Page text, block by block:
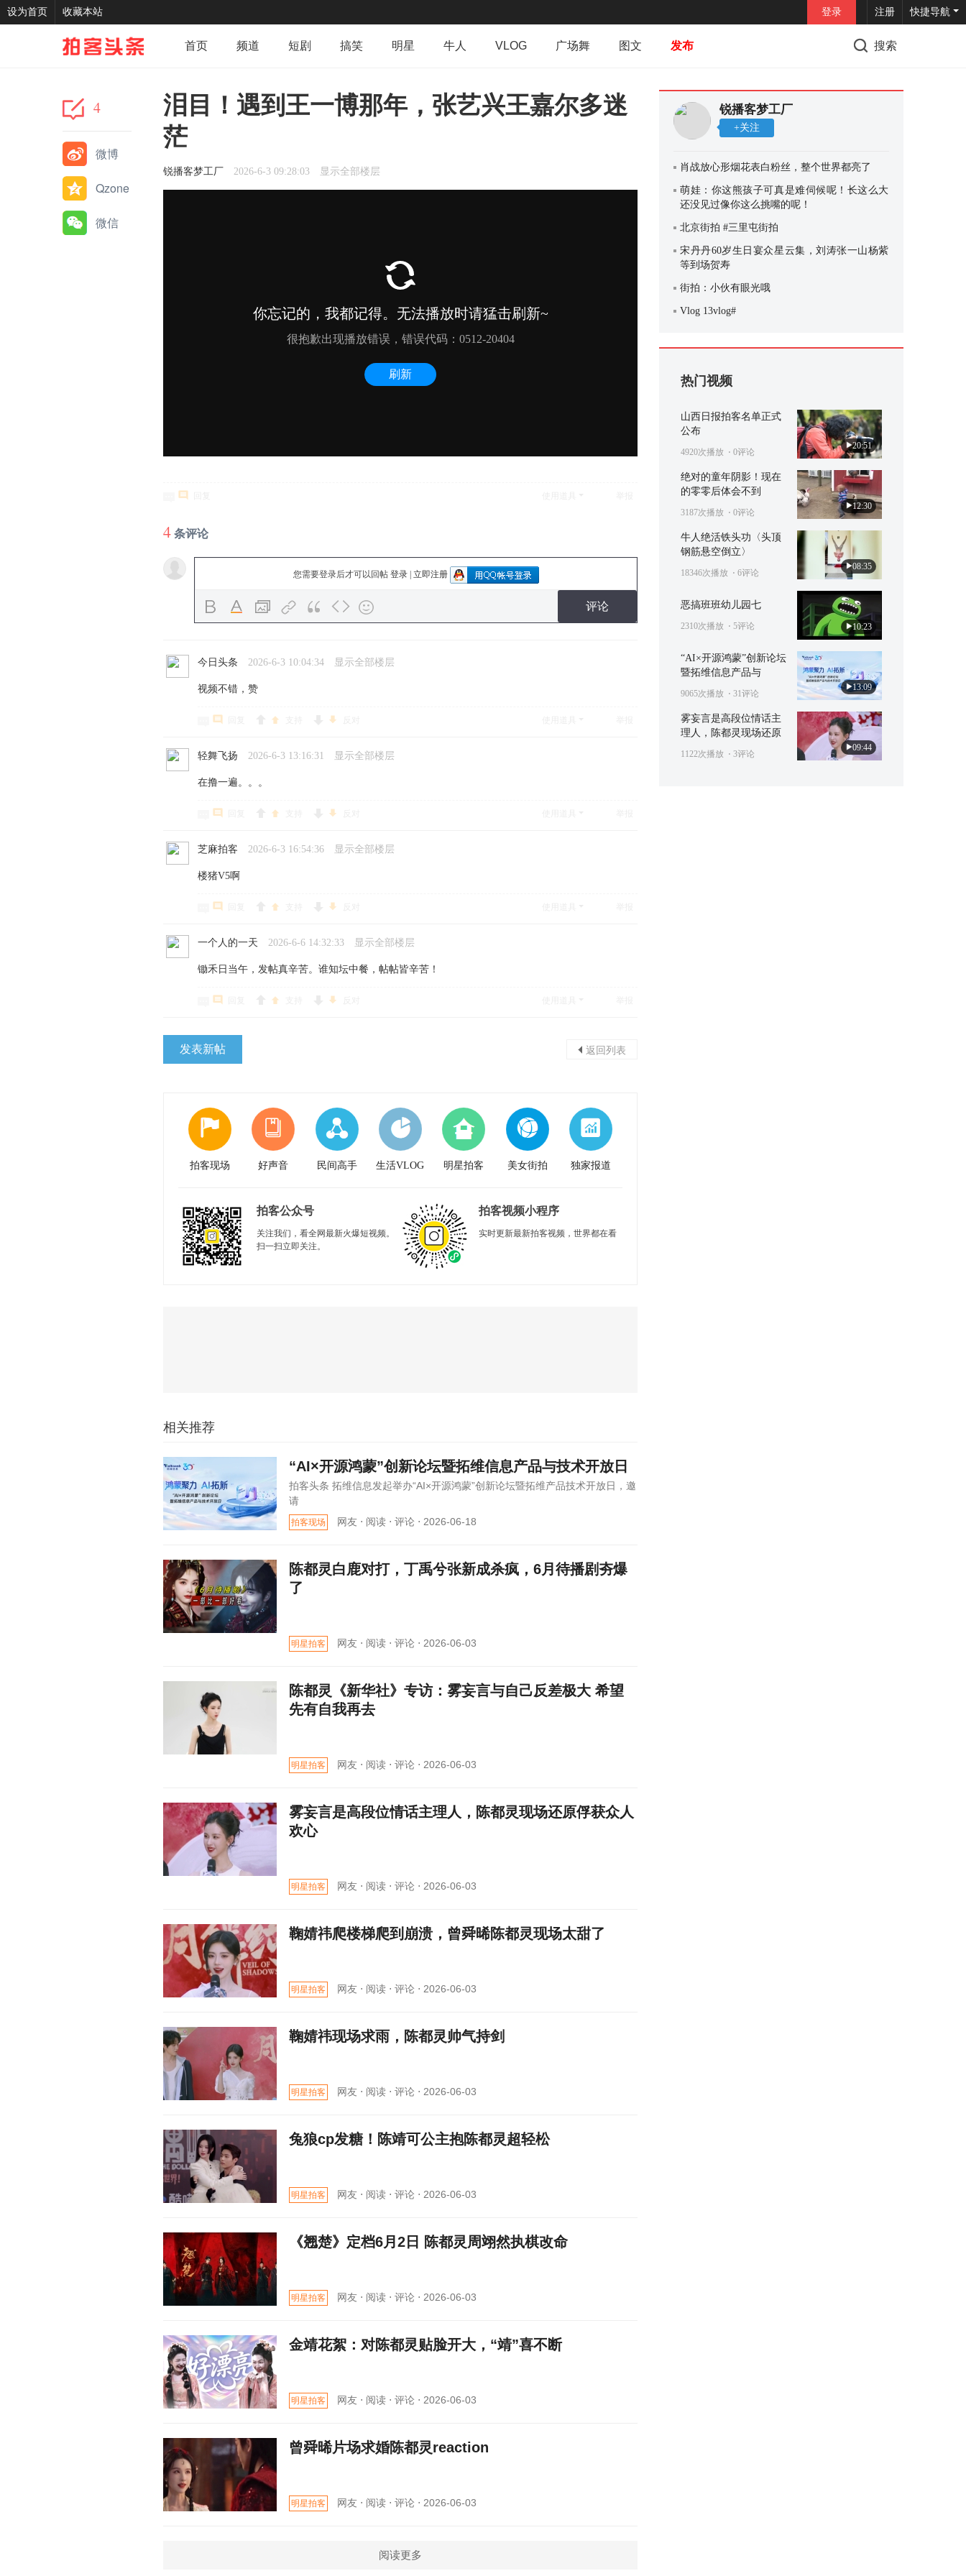
设为首页 收藏本站 快捷导航
登录 注册
首页 频道 短剧 搞笑 明星 牛人 VLOG 广场舞 图文 发布 搜索
4
微博
Qzone
微信
泪目！遇到王一博那年，张艺兴王嘉尔多迷
茫
锐播客梦工厂 2026-6-3 09:28:03 显示全部楼层
4 条评论
您需要登录后才可以回帖 登录| 立即注册
评论
今日头条 2026-6-3 10:04:34 显示全部楼层
视频不错，赞
轻舞飞扬 2026-6-3 13:16:31 显示全部楼层
在撸一遍。。。
芝麻拍客 2026-6-3 16:54:36 显示全部楼层
楼猪V5啊
一个人的一天 2026-6-6 14:32:33 显示全部楼层
锄禾日当午，发帖真辛苦。谁知坛中餐，帖帖皆辛苦！
发表新帖 返回列表
拍客现场 好声音 民间高手 生活VLOG 明星拍客 美女街拍 独家报道
拍客公众号
关注我们，看全网最新火爆短视频。
扫一扫立即关注。
拍客视频小程序
实时更新最新拍客视频，世界都在看
相关推荐
“AI×开源鸿蒙”创新论坛暨拓维信息产品与技术开放日
拍客头条 拓维信息发起举办“AI×开源鸿蒙”创新论坛暨拓维产品技术开放日，邀
请
拍客现场 网友 ⋅ 阅读 ⋅ 评论 ⋅ 2026-06-18
陈都灵白鹿对打，丁禹兮张新成杀疯，6月待播剧夯爆
了
明星拍客 网友 ⋅ 阅读 ⋅ 评论 ⋅ 2026-06-03
陈都灵《新华社》专访：雾妄言与自己反差极大 希望
先有自我再去
明星拍客 网友 ⋅ 阅读 ⋅ 评论 ⋅ 2026-06-03
雾妄言是高段位情话主理人，陈都灵现场还原俘获众人
欢心
明星拍客 网友 ⋅ 阅读 ⋅ 评论 ⋅ 2026-06-03
鞠婧祎爬楼梯爬到崩溃，曾舜晞陈都灵现场太甜了
明星拍客 网友 ⋅ 阅读 ⋅ 评论 ⋅ 2026-06-03
鞠婧祎现场求雨，陈都灵帅气持剑
明星拍客 网友 ⋅ 阅读 ⋅ 评论 ⋅ 2026-06-03
兔狼cp发糖！陈靖可公主抱陈都灵超轻松
明星拍客 网友 ⋅ 阅读 ⋅ 评论 ⋅ 2026-06-03
《翘楚》定档6月2日 陈都灵周翊然执棋改命
明星拍客 网友 ⋅ 阅读 ⋅ 评论 ⋅ 2026-06-03
金靖花絮：对陈都灵贴脸开大，“靖”喜不断
明星拍客 网友 ⋅ 阅读 ⋅ 评论 ⋅ 2026-06-03
曾舜晞片场求婚陈都灵reaction
明星拍客 网友 ⋅ 阅读 ⋅ 评论 ⋅ 2026-06-03
阅读更多
锐播客梦工厂
+关注
肖战放心形烟花表白粉丝，整个世界都亮了
萌娃：你这熊孩子可真是难伺候呢！长这么大
还没见过像你这么挑嘴的呢！
北京街拍 #三里屯街拍
宋丹丹60岁生日宴众星云集，刘涛张一山杨紫
等到场贺寿
街拍：小伙有眼光哦
Vlog 13vlog#
热门视频
20:51
山西日报拍客名单正式
公布
4920次播放 ⋅ 0评论
12:30
绝对的童年阴影！现在
的零零后体会不到
3187次播放 ⋅ 0评论
08:35
牛人绝活铁头功〈头顶
钢筋悬空倒立〉
18346次播放 ⋅ 6评论
10:23
恶搞班班幼儿园七
2310次播放 ⋅ 5评论
13:09
“AI×开源鸿蒙”创新论坛
暨拓维信息产品与
9065次播放 ⋅ 31评论
09:44
雾妄言是高段位情话主
理人，陈都灵现场还原
1122次播放 ⋅ 3评论